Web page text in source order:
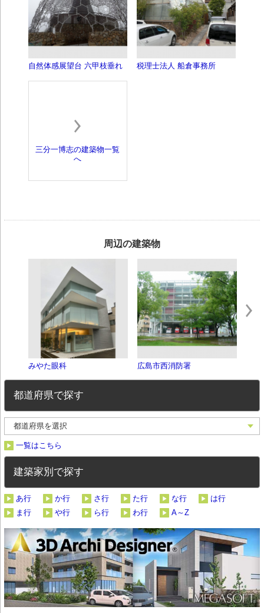
自然体感展望台 六甲枝垂れ 税理士法人 船倉事務所
三分一博志の建築物一覧
へ
周辺の建築物
みやた眼科 広島市西消防署
都道府県で探す
一覧はこちら
建築家別で探す
あ行 か行 さ行 た行 な行
は行
ま行
や行 ら行 わ行 A～Z